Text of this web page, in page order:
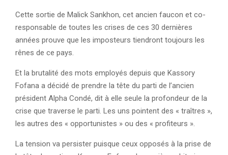
Cette sortie de Malick Sankhon, cet ancien faucon et co-
responsable de toutes les crises de ces 30 dernières
années prouve que les imposteurs tiendront toujours les
rênes de ce pays.
Et la brutalité des mots employés depuis que Kassory
Fofana a décidé de prendre la tête du parti de l’ancien
président Alpha Condé, dit à elle seule la profondeur de la
crise que traverse le parti. Les uns pointent des « traîtres »,
les autres des « opportunistes » ou des « profiteurs ».
La tension va persister puisque ceux opposés à la prise de